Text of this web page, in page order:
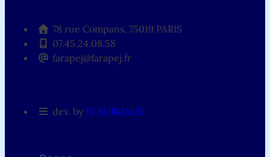
78 rue Compans, 75019 PARIS
07.45.24.08.58
farapej@farapej.fr
dev. by JY BURGAUD